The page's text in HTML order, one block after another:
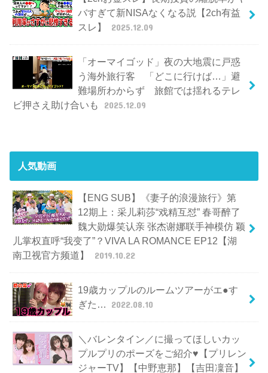
バすぎて新NISAなくなる説【2ch有益
スレ】
2025.12.09
「オーマイゴッド」夜の大地震に戸惑
う海外旅行客 「どこに行けば…」避
難場所わからず 旅館では揺れるテレ
ビ押さえ助け合いも
2025.12.09
人気動画
【ENG SUB】《妻子的浪漫旅行》第
12期上：采儿莉莎“戏精互怼” 春哥醉了
魏大勋爆笑认亲 张杰谢娜联手神模仿 颖
儿掌权直呼“我变了”？VIVA LA ROMANCE EP12【湖
南卫视官方频道】
2019.10.22
19歳カップルのルームツアーがエ●す
ぎた…
2022.08.10
＼バレンタイン／に撮ってほしいカッ
プルプリのポーズをご紹介♥【プリレン
ジャーTV】【中野恵那】【吉田凜音】